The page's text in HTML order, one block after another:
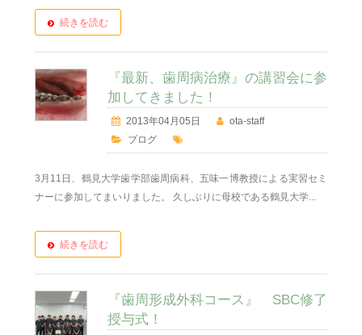
続きを読む
『最新、歯周病治療』の講習会に参
加してきました！
2013年04月05日
ota-staff
ブログ
3月11日、鶴見大学歯学部歯周病科、五味一博教授による実習セミ
ナーに参加してまいりました。 久しぶりに母校である鶴見大学...
続きを読む
『歯周形成外科コース』 SBC修了
授与式！